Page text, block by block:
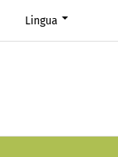
Lingua